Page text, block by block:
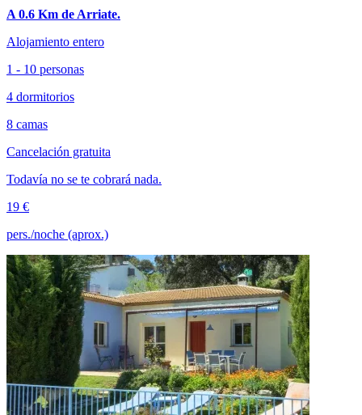
A 0.6 Km de Arriate.
Alojamiento entero
1 - 10 personas
4 dormitorios
8 camas
Cancelación gratuita
Todavía no se te cobrará nada.
19 €
pers./noche (aprox.)